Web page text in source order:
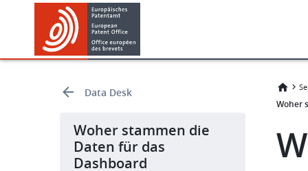
content
Data Desk
Woher stammen die
Daten für das
Dashboard
Woher